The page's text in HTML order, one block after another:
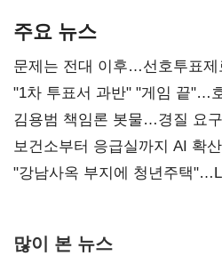
주요 뉴스
문제는 전대 이후…선호투표제
불복'
"1차 투표서 과반" "게임 끝"…
김용범 책임론 봇물…경질 요
보건소부터 응급실까지 AI 확
"강남사옥 부지에 청년주택
많이 본 뉴스